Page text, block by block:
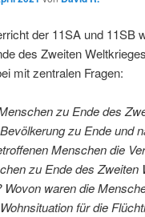
der 11SA und 11SB
des Zweiten
mit zentralen Fragen:
zu Ende des
zu Ende und
Menschen die
zu Ende des Zweiten
Wovon waren die
für die